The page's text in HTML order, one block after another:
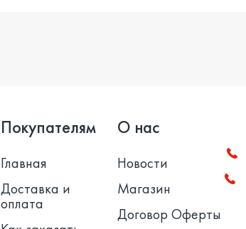
Покупателям
Главная
Доставка и
оплата
О нас
Новости
Магазин
Договор Оферты